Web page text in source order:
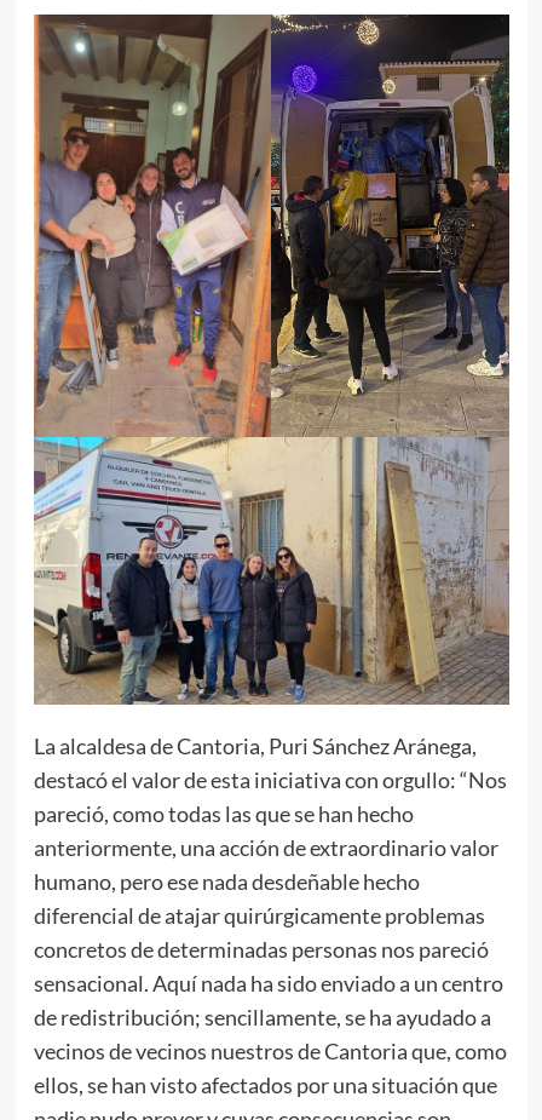
La alcaldesa de Cantoria, Puri Sánchez Aránega,
destacó el valor de esta iniciativa con orgullo: “Nos
pareció, como todas las que se han hecho
anteriormente, una acción de extraordinario valor
humano, pero ese nada desdeñable hecho
diferencial de atajar quirúrgicamente problemas
concretos de determinadas personas nos pareció
sensacional. Aquí nada ha sido enviado a un centro
de redistribución; sencillamente, se ha ayudado a
vecinos de vecinos nuestros de Cantoria que, como
ellos, se han visto afectados por una situación que